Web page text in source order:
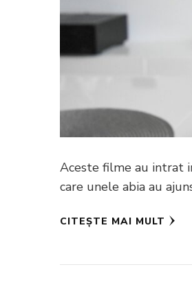
Aceste filme au intrat
care unele abia au
CITEȘTE MAI MULT